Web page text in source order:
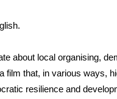
about local organising,
film that, in various ways,
resilience and